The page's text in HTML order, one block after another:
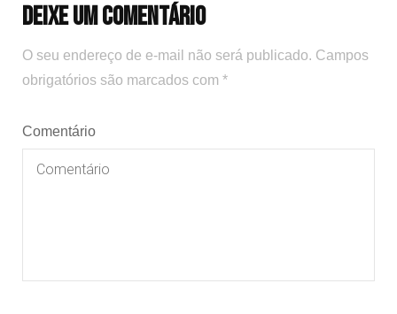
Deixe um comentário
O seu endereço de e-mail não será publicado. Campos
obrigatórios são marcados com *
Comentário